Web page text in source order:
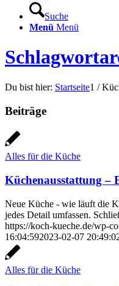
Suche
Menü Menü
Du bist hier: Startseite1 /
Beiträge
Alles für die Küche
Küchenausstattung –
Neue Küche - wie läuft die
jedes Detail umfassen.
https://koch-kueche.de/wp-
16:04:592023-02-07
Alles für die Küche